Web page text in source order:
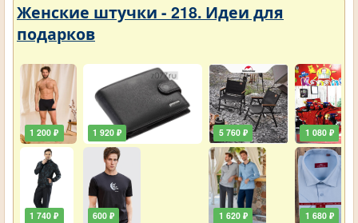
Женские штучки - 218. Идеи для
подарков
1 200 ₽
1 740 ₽
1 920 ₽
600 ₽
5 760 ₽
1 620 ₽
1 080 ₽
1 680 ₽